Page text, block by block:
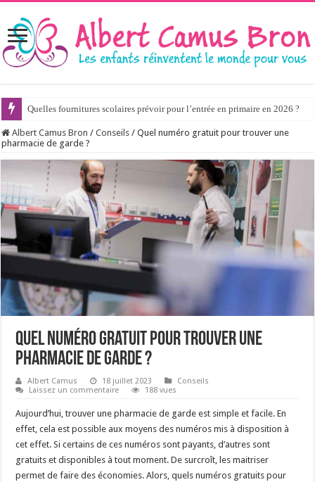
Quelles fournitures scolaires prévoir pour l’entrée en primaire en 2026 ?
Albert Camus Bron / Conseils / Quel numéro gratuit pour trouver une
pharmacie de garde ?
Quel numéro gratuit pour trouver une
pharmacie de garde ?
Albert Camus 18 juillet 2023
Conseils
Laissez un commentaire
188 vues
Aujourd’hui, trouver une pharmacie de garde est simple et facile. En
effet, cela est possible aux moyens des numéros mis à disposition à
cet effet. Si certains de ces numéros sont payants, d’autres sont
gratuits et disponibles à tout moment. De surcroît, les maitriser
permet de faire des économies. Alors, quels numéros gratuits pour